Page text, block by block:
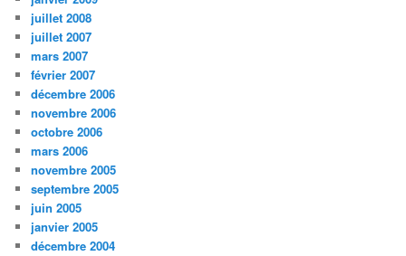
juillet 2008
juillet 2007
mars 2007
février 2007
décembre 2006
novembre 2006
octobre 2006
mars 2006
novembre 2005
septembre 2005
juin 2005
janvier 2005
décembre 2004